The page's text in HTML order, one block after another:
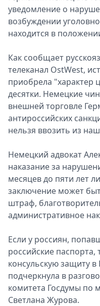
уведомление о
возбуждении
находится в
Как сообщает
телеканал OstWest,
приобрела "характер
десятки. Немецкие
внешней торговле
антироссийских
нельзя ввозить из
Немецкий адвокат
наказание за
месяцев до пяти лет
заключение может
штраф,
административное
Если у россиян,
российские паспорта,
консульскую защиту
подчеркнула в
комитета Госдумы по
Светлана Журова.